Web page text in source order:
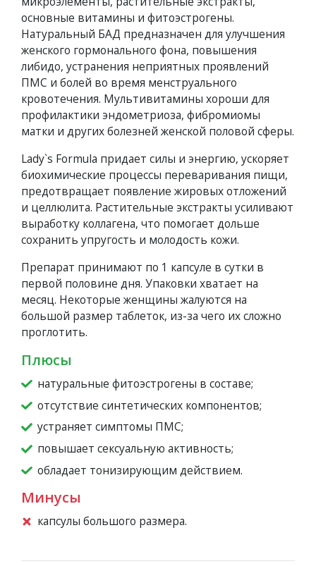
основные витамины и фитоэстрогены.
Натуральный БАД предназначен для улучшения
женского гормонального фона, повышения
либидо, устранения неприятных проявлений
ПМС и болей во время менструального
кровотечения. Мультивитамины хороши для
профилактики эндометриоза, фибромиомы
матки и других болезней женской половой сферы.
Lady`s Formula придает силы и энергию, ускоряет
биохимические процессы переваривания пищи,
предотвращает появление жировых отложений
и целлюлита. Растительные экстракты усиливают
выработку коллагена, что помогает дольше
сохранить упругость и молодость кожи.
Препарат принимают по 1 капсуле в сутки в
первой половине дня. Упаковки хватает на
месяц. Некоторые женщины жалуются на
большой размер таблеток, из-за чего их сложно
проглотить.
Плюсы
натуральные фитоэстрогены в составе;
отсутствие синтетических компонентов;
устраняет симптомы ПМС;
повышает сексуальную активность;
обладает тонизирующим действием.
Минусы
капсулы большого размера.